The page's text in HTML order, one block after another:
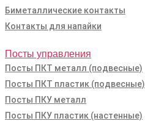
Биметаллические контакты
Контакты для напайки
Посты управления
Посты ПКТ металл (подвесные)
Посты ПКТ пластик (подвесные)
Посты ПКУ металл
Посты ПКУ пластик (настенные)